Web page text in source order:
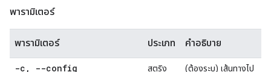
พารามิเตอร์
พารามิเตอร์ ประเภท คำอธิบาย
-c , --config สตริง
(ต้องระบุ) เส้นทางไป